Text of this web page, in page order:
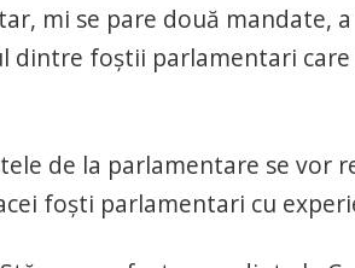
mi se pare două mandate,
dintre foştii parlamentari
de la parlamentare se vor
foşti parlamentari cu